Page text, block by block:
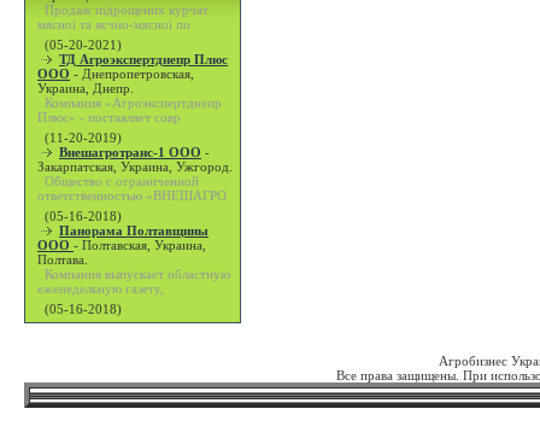
Продаж підрощених курчат
мясної та яєчно-мясної по
(05-20-2021)
ТД Агроэкспертднепр Плюс
ООО - Днепропетровская,
Украина, Днепр.
Компания «Агроэкспертднепр
Плюс» - поставляет совр
(11-20-2019)
Внешагротранс-1 ООО -
Закарпатская, Украина, Ужгород.
Общество с ограниченной
ответственностью «ВНЕШАГРО
(05-16-2018)
Панорама Полтавщины
ООО - Полтавская, Украина,
Полтава.
Компания выпускает областную
еженедельную газету,
(05-16-2018)
Агробизнес
Все права защищены. При